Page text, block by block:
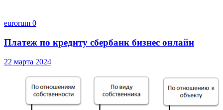
eurorum 0
Платеж по кредиту сбербанк бизнес онлайн
22 марта 2024